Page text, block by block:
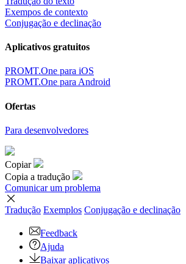
Exempos de contexto
Conjugação e declinação
Aplicativos gratuitos
PROMT.One para iOS
PROMT.One para Android
Ofertas
Para desenvolvedores
Copiar
Copia a tradução
Comunicar um problema
Tradução Exemplos Conjugação e declinação
Feedback
Ajuda
Baixar aplicativos